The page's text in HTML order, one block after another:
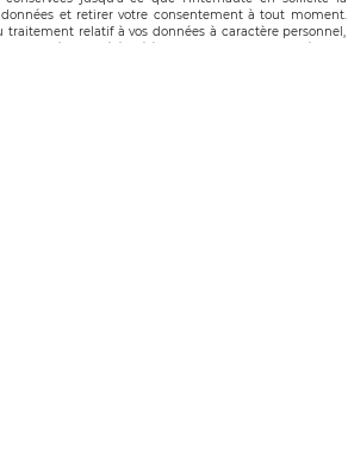
et retirer votre consentement à tout moment.
relatif à vos données à caractère personnel,
Sédar Senghor, joignable à l’adresse mail :